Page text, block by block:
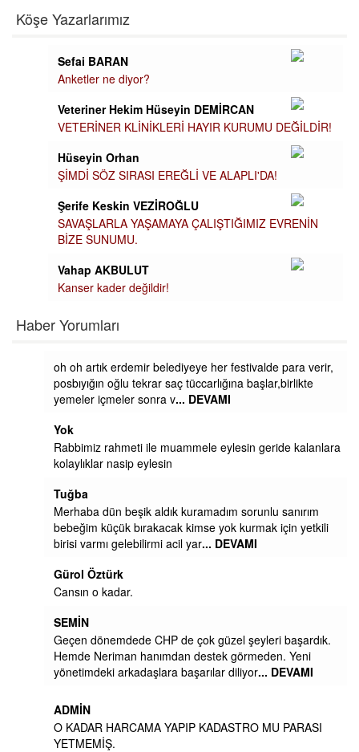
Köşe Yazarlarımız
Sefai BARAN
Anketler ne diyor?
Veteriner Hekim Hüseyin DEMİRCAN
VETERİNER KLİNİKLERİ HAYIR KURUMU DEĞİLDİR!
Hüseyin Orhan
ŞİMDİ SÖZ SIRASI EREĞLİ VE ALAPLI'DA!
Şerife Keskin VEZİROĞLU
SAVAŞLARLA YAŞAMAYA ÇALIŞTIĞIMIZ EVRENİN
BİZE SUNUMU.
Vahap AKBULUT
Kanser kader değildir!
Haber Yorumları
oh oh artık erdemir belediyeye her festivalde para verir,
posbıyığın oğlu tekrar saç tüccarlığına başlar,birlikte
yemeler içmeler sonra v... DEVAMI
Yok
Rabbimiz rahmeti ile muammele eylesin geride kalanlara
kolaylıklar nasip eylesin
Tuğba
Merhaba dün beşik aldık kuramadım sorunlu sanırım
bebeğim küçük bırakacak kimse yok kurmak için yetkili
birisi varmı gelebilirmi acil yar... DEVAMI
Gürol Öztürk
Cansın o kadar.
SEMİN
Geçen dönemdede CHP de çok güzel şeyleri başardık.
Hemde Neriman hanımdan destek görmeden. Yeni
yönetimdeki arkadaşlara başarılar diliyor... DEVAMI
ADMİN
O KADAR HARCAMA YAPIP KADASTRO MU PARASI
YETMEMİŞ.